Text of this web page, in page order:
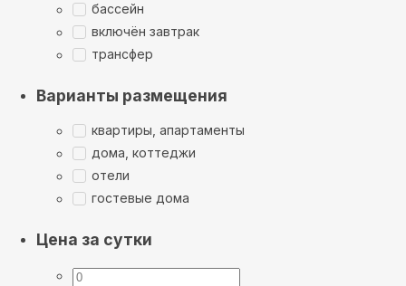
бассейн
включён завтрак
трансфер
Варианты размещения
квартиры, апартаменты
дома, коттеджи
отели
гостевые дома
Цена за сутки